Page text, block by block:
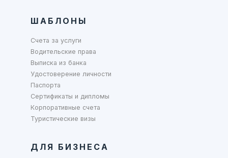
ШАБЛОНЫ
Счета за услуги
Водительские права
Выписка из банка
Удостоверение личности
Паспорта
Сертификаты и дипломы
Корпоративные счета
Туристические визы
ДЛЯ БИЗНЕСА